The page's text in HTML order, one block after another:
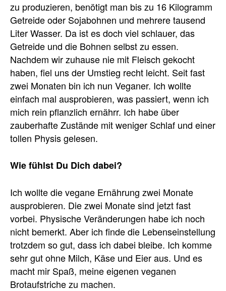
zu produzieren, benötigt man bis zu 16 Kilogramm
Getreide oder Sojabohnen und mehrere tausend
Liter Wasser. Da ist es doch viel schlauer, das
Getreide und die Bohnen selbst zu essen.
Nachdem wir zuhause nie mit Fleisch gekocht
haben, fiel uns der Umstieg recht leicht. Seit fast
zwei Monaten bin ich nun Veganer. Ich wollte
einfach mal ausprobieren, was passiert, wenn ich
mich rein pflanzlich ernährr. Ich habe über
zauberhafte Zustände mit weniger Schlaf und einer
tollen Physis gelesen.
Wie fühlst Du Dich dabei?
Ich wollte die vegane Ernährung zwei Monate
ausprobieren. Die zwei Monate sind jetzt fast
vorbei. Physische Veränderungen habe ich noch
nicht bemerkt. Aber ich finde die Lebenseinstellung
trotzdem so gut, dass ich dabei bleibe. Ich komme
sehr gut ohne Milch, Käse und Eier aus. Und es
macht mir Spaß, meine eigenen veganen
Brotaufstriche zu machen.